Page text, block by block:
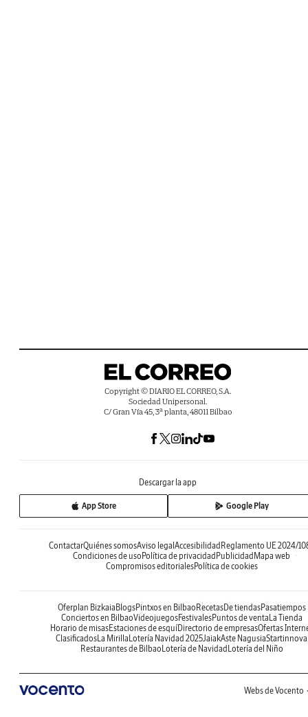
Copyright © DIARIO EL CORREO, S.A.
Sociedad Unipersonal.
C/ Gran Vía 45, 3ª planta, 48011 Bilbao
Descargar la app
App Store Google Play
ContactarQuiénes somosAviso legalAccesibilidadReglamento UE 2024/
Condiciones de usoPolítica de privacidadPublicidadMapa web
Compromisos editorialesPolítica de cookies
Oferplan BizkaiaBlogsPintxos en BilbaoRecetasDe tiendasPasatiempos
Conciertos en BilbaoVideojuegosFestivalesPuntos de ventaLa Tienda
Horario de misasEstaciones de esquíDirectorio de empresasOfertas
ClasificadosLa MirillaLotería Navidad 2025JaiakAste NagusiaStartinnova
Restaurantes de BilbaoLotería de NavidadLotería del Niño
Webs de Vocento